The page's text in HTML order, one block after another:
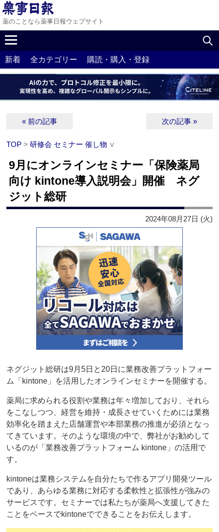
薬のことなら薬事日報ウェブサイト
新着 全カテゴリー 購読・購入・登録
« 前の記事 次の記事 »
TOP >研修会 セミナー 催し物 ∨
9月にオンラインセミナー「保険薬局
向け kintone導入説明会」開催 ネグ
ジット総研
2024年08月27日 (火)
ネグジット総研は9月5日と20日に業務改善プラットフォー
ム「kintone」を活用したオンラインセミナーを開催する。
薬局に求められる役割や業務は年々増加しており、それら
をこなしつつ、経営を維持・成長させていくためには業務
効率化を踏まえた店舗運営や本部業務の推進が必須となっ
てきています。そのような環境の中で、弊社がお勧めして
いるのが「業務改善プラットフォーム kintone」の活用で
す。
kintoneは業務システムを自分たちで作るアプリ開発ツール
であり、あらゆる業務に対応する柔軟性と拡張性が強みの
サービスです。セミナーでは私たちが薬局へ支援してきた
ことをベースでkintoneでできることをお伝えします。